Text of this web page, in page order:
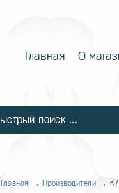
Главная О
Главная → Производители → К7